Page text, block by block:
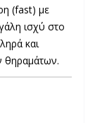
(fast) με
ισχύ στο
και
θηραμάτων.